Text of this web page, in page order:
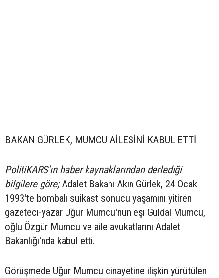
BAKAN GÜRLEK, MUMCU AİLESİNİ KABUL ETTİ
PolitiKARS'ın haber kaynaklarından derlediği
bilgilere göre;Adalet Bakanı Akın Gürlek, 24 Ocak
1993'te bombalı suikast sonucu yaşamını yitiren
gazeteci-yazar Uğur Mumcu'nun eşi Güldal Mumcu,
oğlu Özgür Mumcu ve aile avukatlarını Adalet
Bakanlığı'nda kabul etti.
Görüşmede Uğur Mumcu cinayetine ilişkin yürütülen